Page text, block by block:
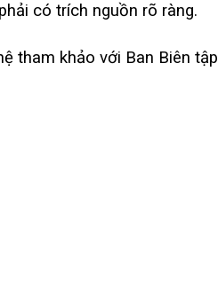
có trích nguồn rõ ràng.
tham khảo với Ban Biên tập